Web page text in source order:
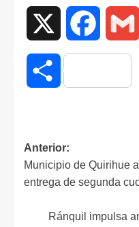
Compartir
Anterior:
Municipio de Quirihue
entrega de segunda
Ránquil impulsa